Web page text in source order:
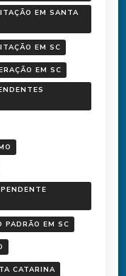
EM SANTA
EM SC
EM SC
PADRÃO EM SC
CATARINA